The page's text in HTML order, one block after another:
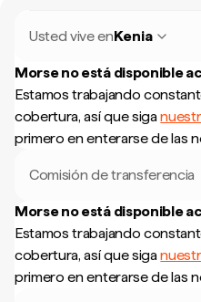
Usted vive enKenia
Morse no está disponible
Estamos trabajando
cobertura, así que siga
primero en enterarse de las
Comisión de transferencia
Morse no está disponible
Estamos trabajando
cobertura, así que siga
primero en enterarse de las